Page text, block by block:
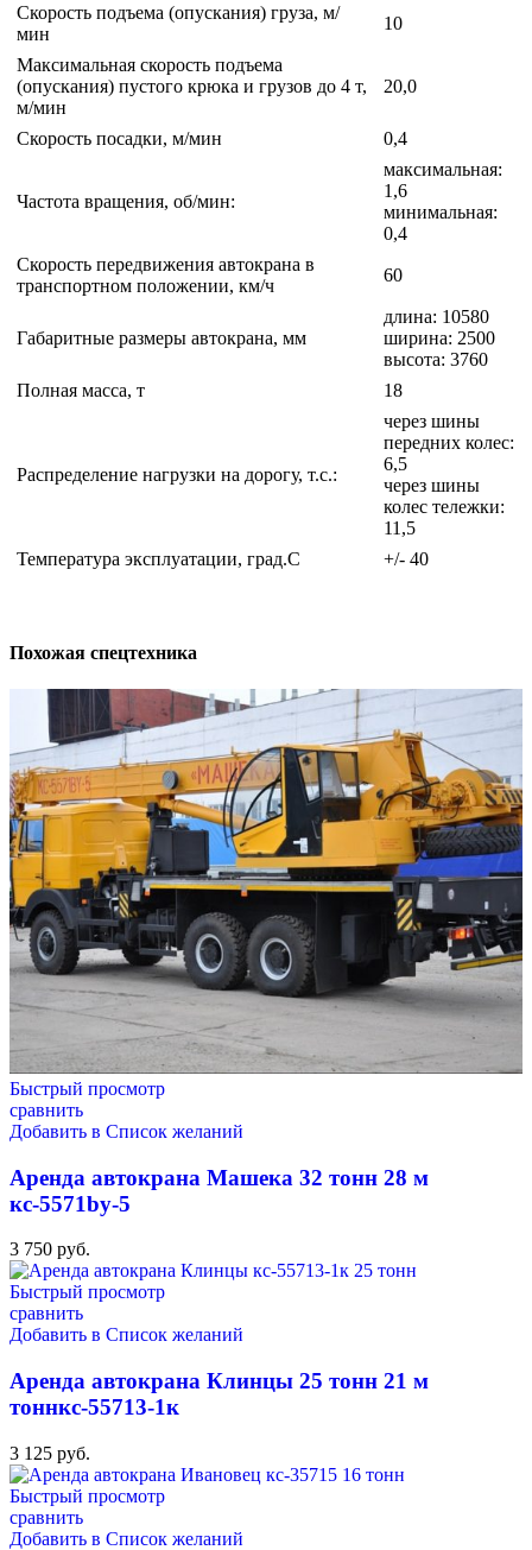
Скорость подъема (опускания) груза, м/
мин
10
Максимальная скорость подъема
(опускания) пустого крюка и грузов до 4 т,
м/мин
20,0
Скорость посадки, м/мин 0,4
Частота вращения, об/мин:
максимальная:
1,6
минимальная:
0,4
Скорость передвижения автокрана в
транспортном положении, км/ч
60
Габаритные размеры автокрана, мм
длина: 10580
ширина: 2500
высота: 3760
Полная масса, т
18
Распределение нагрузки на дорогу, т.с.:
через шины
передних колес:
6,5
через шины
колес тележки:
11,5
Температура эксплуатации, град.С
+/- 40
Похожая спецтехника
Быстрый просмотр
сравнить
Добавить в Список желаний
Аренда автокрана Машека 32 тонн 28 м
кс-5571by-5
3 750 руб.
Быстрый просмотр
сравнить
Добавить в Список желаний
Аренда автокрана Клинцы 25 тонн 21 м
тоннкс-55713-1к
3 125 руб.
Быстрый просмотр
сравнить
Добавить в Список желаний